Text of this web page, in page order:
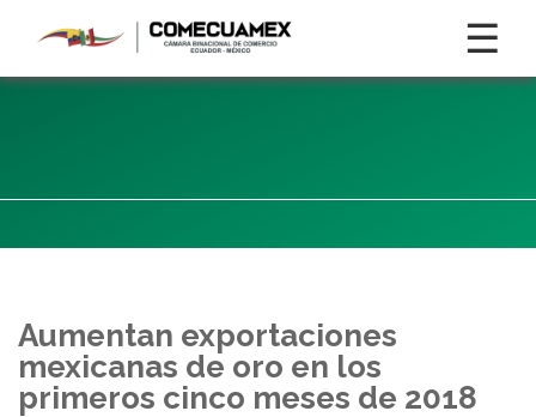
☰
Aumentan exportaciones
mexicanas de oro en los
primeros cinco meses de 2018